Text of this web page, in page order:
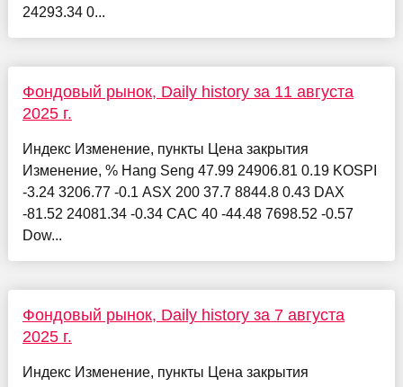
24293.34 0...
Фондовый рынок, Daily history за 11 августа
2025 г.
Индекс Изменение, пункты Цена закрытия
Изменение, % Hang Seng 47.99 24906.81 0.19 KOSPI
-3.24 3206.77 -0.1 ASX 200 37.7 8844.8 0.43 DAX
-81.52 24081.34 -0.34 CAC 40 -44.48 7698.52 -0.57
Dow...
Фондовый рынок, Daily history за 7 августа
2025 г.
Индекс Изменение, пункты Цена закрытия